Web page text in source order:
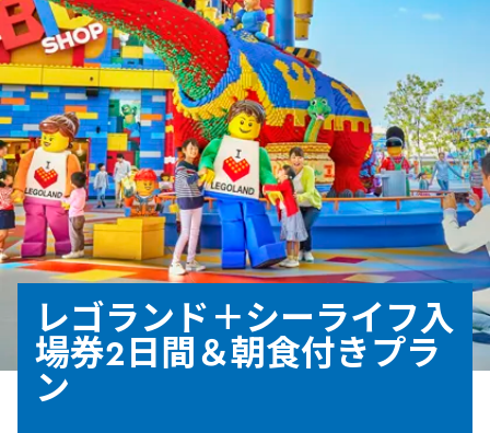
レゴランド＋シーライフ入
場券2日間＆朝食付きプラ
ン